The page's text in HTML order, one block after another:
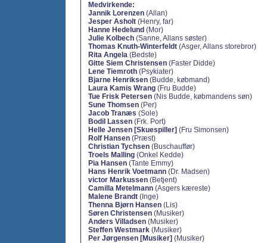
Medvirkende:
Jannik Lorenzen (Allan)
Jesper Asholt (Henry, far)
Hanne Hedelund (Mor)
Julie Kolbech (Sanne, Allans søster)
Thomas Knuth-Winterfeldt (Asger, Allans storebror)
Rita Angela (Bedste)
Gitte Siem Christensen (Faster Didde)
Lene Tiemroth (Psykiater)
Bjarne Henriksen (Budde, købmand)
Laura Kamis Wrang (Fru Budde)
Tue Frisk Petersen (Nis Budde, købmandens søn)
Sune Thomsen (Per)
Jacob Tranæs (Sole)
Bodil Lassen (Frk. Port)
Helle Jensen [Skuespiller] (Fru Simonsen)
Rolf Hansen (Præst)
Christian Tychsen (Buschauffør)
Troels Malling (Onkel Kedde)
Pia Hansen (Tante Emmy)
Hans Henrik Voetmann (Dr. Madsen)
victor Markussen (Betjent)
Camilla Metelmann (Asgers kæreste)
Malene Brandt (Inge)
Thenna Bjørn Hansen (Lis)
Søren Christensen (Musiker)
Anders Villadsen (Musiker)
Steffen Westmark (Musiker)
Per Jørgensen [Musiker] (Musiker)